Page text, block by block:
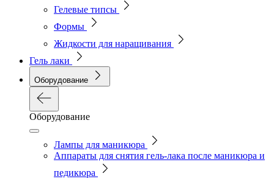
Гелевые типсы
Формы
Жидкости для наращивания
Гель лаки
Оборудование
Оборудование
Лампы для маникюра
Аппараты для снятия гель-лака после маникюра и
педикюра